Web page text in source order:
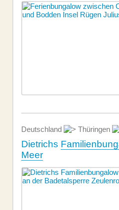
Deutschland Thüringen
Dietrichs
Meer